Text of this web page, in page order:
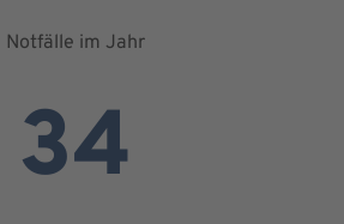
Notfälle im Jahr
34